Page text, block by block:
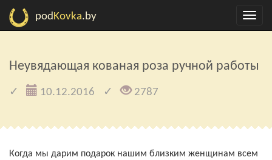
podKovka.by
Неувядающая кованая роза ручной работы
10.12.2016 2787
Когда мы дарим подарок нашим близким женщинам всем